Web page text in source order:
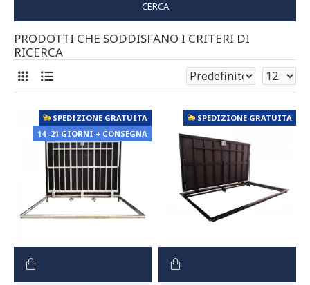
CERCA
PRODOTTI CHE SODDISFANO I CRITERI DI
RICERCA
SPEDIZIONE GRATUITA
14 -21 GIORNI + CONSEGNA
SPEDIZIONE GRATUITA